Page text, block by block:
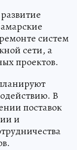
систем
сети, а
проектов.
В
поставок
и